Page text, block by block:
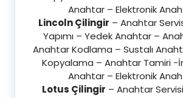
Anahtar – Elektronik
Lincoln Çilingir – Anahtar
Yapımı – Yedek Anahtar –
Anahtar Kodlama – Sustalı
Kopyalama – Anahtar Tamiri -
Anahtar – Elektronik
Lotus Çilingir – Anahtar